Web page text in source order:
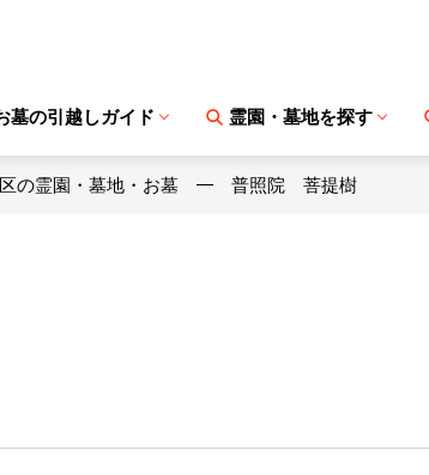
墓の引越しガイド 霊園・墓地を探す
の霊園・墓地・お墓 普照院 菩提樹